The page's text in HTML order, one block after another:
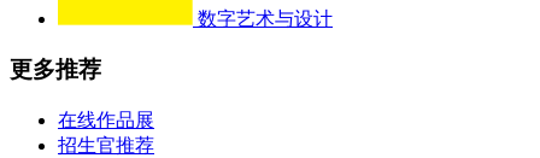
数字艺术与设计
更多推荐
在线作品展
招生官推荐